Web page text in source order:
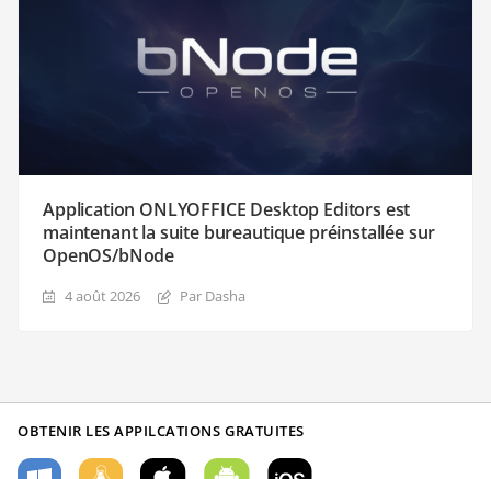
Application ONLYOFFICE Desktop Editors est
maintenant la suite bureautique préinstallée sur
OpenOS/bNode
4 août 2026 Par Dasha
OBTENIR LES APPILCATIONS GRATUITES